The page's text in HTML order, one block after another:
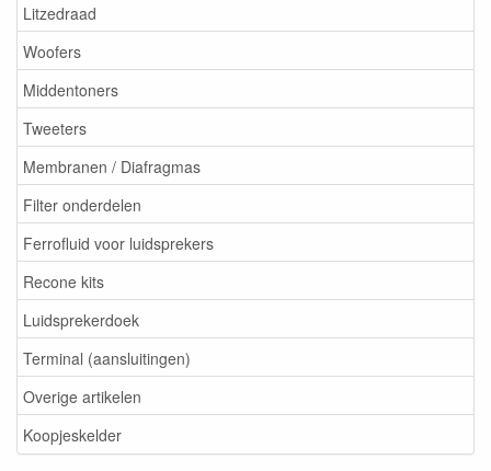
Litzedraad
Woofers
Middentoners
Tweeters
Membranen / Diafragmas
Filter onderdelen
Ferrofluid voor luidsprekers
Recone kits
Luidsprekerdoek
Terminal (aansluitingen)
Overige artikelen
Koopjeskelder